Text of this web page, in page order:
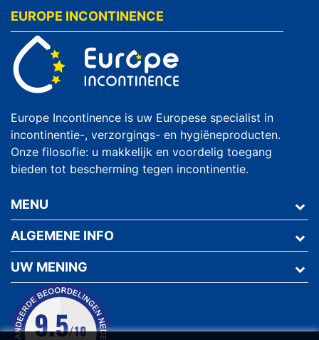
EUROPE INCONTINENCE
Europe Incontinence is uw Europese specialist in
incontinentie-, verzorgings- en hygiëneproducten.
Onze filosofie: u makkelijk en voordelig toegang
bieden tot bescherming tegen incontinentie.
MENU
ALGEMENE INFO
UW MENING